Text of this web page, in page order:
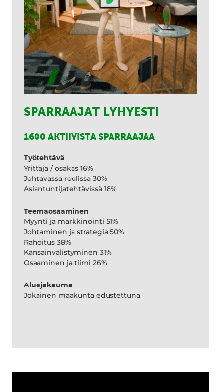
SPARRAAJAT LYHYESTI
1600 AKTIIVISTA SPARRAAJAA
Työtehtävä
Yrittäjä / osakas 16%
Johtavassa roolissa 30%
Asiantuntijatehtävissä 18%
Teemaosaaminen
Myynti ja markkinointi 51%
Johtaminen ja strategia 50%
Rahoitus 38%
Kansainvälistyminen 31%
Osaaminen ja tiimi 26%
Aluejakauma
Jokainen maakunta edustettuna